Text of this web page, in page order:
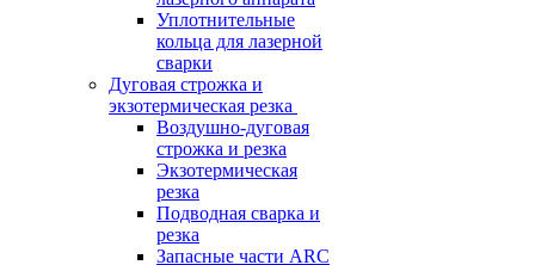
Уплотнительные
кольца для лазерной
сварки
Дуговая строжка и
экзотермическая резка
Воздушно-дуговая
строжка и резка
Экзотермическая
резка
Подводная сварка и
резка
Запасные части ARC